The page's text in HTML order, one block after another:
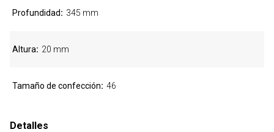
Profundidad 345 mm
Altura 20 mm
Tamaño de confección 46
Detalles